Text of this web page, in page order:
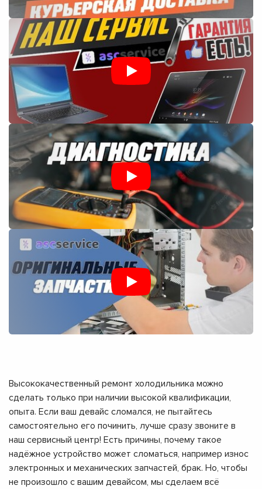
Высококачественный ремонт холодильника можно
сделать только при наличии высокой квалификации,
опыта. Если ваш девайс сломался, не пытайтесь
самостоятельно его починить, лучше сразу звоните в
наш сервисный центр! Есть причины, почему такое
надёжное устройство может сломаться, например износ
электронных и механических запчастей, брак. Но, чтобы
не произошло с вашим девайсом, мы сделаем всё